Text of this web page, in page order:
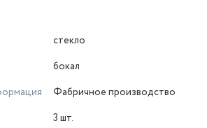
стекло
бокал
Фабричное производство
3 шт.